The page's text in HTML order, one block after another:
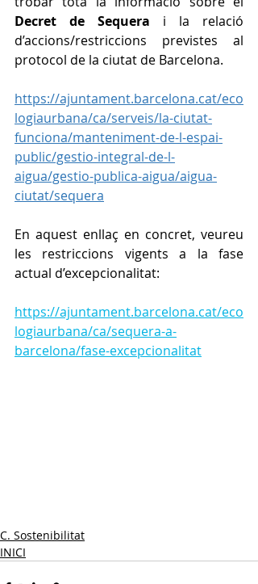
Decret de Sequera i la relació
d’accions/restriccions previstes al
protocol de la ciutat de Barcelona.
https://ajuntament.barcelona.cat/eco
logiaurbana/ca/serveis/la-ciutat-
funciona/manteniment-de-l-espai-
public/gestio-integral-de-l-
aigua/gestio-publica-aigua/aigua-
ciutat/sequera
En aquest enllaç en concret, veureu
les restriccions vigents a la fase
actual d’excepcionalitat:
https://ajuntament.barcelona.cat/eco
logiaurbana/ca/sequera-a-
barcelona/fase-excepcionalitat
C. Sostenibilitat
INICI